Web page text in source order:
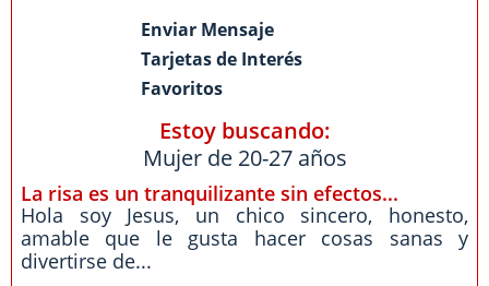
Enviar Mensaje
Tarjetas de Interés
Favoritos
Estoy buscando:
Mujer de 20-27 años
La risa es un tranquilizante sin efectos...
Hola soy Jesus, un chico sincero, honesto,
amable que le gusta hacer cosas sanas y
divertirse de...